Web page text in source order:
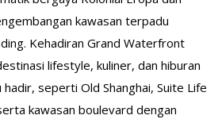
kawasan terpadu
Kehadiran Grand Waterfront
lifestyle, kuliner, dan hiburan
seperti Old Shanghai, Suite Life
kawasan boulevard dengan